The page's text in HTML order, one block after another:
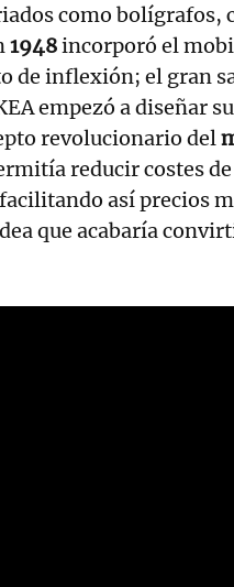
como bolígrafos,
1948incorporó el
de inflexión; el gran
empezó a diseñar
revolucionario del
reducir costes
así precios
que acabaría